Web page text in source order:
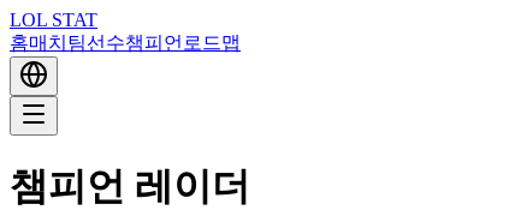
LOL STAT
홈매치 팀선수챔피언 로드맵
챔피언 레이더